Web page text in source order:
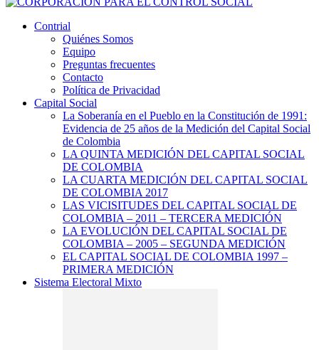
Contrial
Quiénes Somos
Equipo
Preguntas frecuentes
Contacto
Política de Privacidad
Capital Social
La Soberanía en el Pueblo en la Constitución de 1991:
Evidencia de 25 años de la Medición del Capital Social
de Colombia
LA QUINTA MEDICIÓN DEL CAPITAL SOCIAL
DE COLOMBIA
LA CUARTA MEDICIÓN DEL CAPITAL SOCIAL
DE COLOMBIA 2017
LAS VICISITUDES DEL CAPITAL SOCIAL DE
COLOMBIA – 2011 – TERCERA MEDICIÓN
LA EVOLUCIÓN DEL CAPITAL SOCIAL DE
COLOMBIA – 2005 – SEGUNDA MEDICIÓN
EL CAPITAL SOCIAL DE COLOMBIA 1997 –
PRIMERA MEDICIÓN
Sistema Electoral Mixto